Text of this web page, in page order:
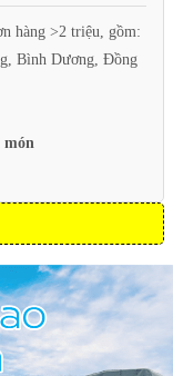
hàng >2 triệu, gồm:
Bình Dương, Đồng
món